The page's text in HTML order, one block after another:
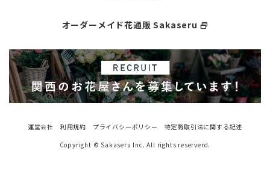
オーダーメイド花通販 Sakaseru select_window
運営会社 利用規約 プライバシーポリシー
特定商取引法に関する記述
Copyright © Sakaseru Inc. All rights reserverd.